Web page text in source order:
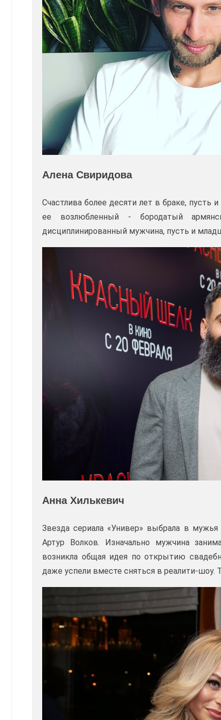
Алена Свиридова
Счастлива более десяти лет в браке,
ее возлюбленный - бородатый
дисциплинированный мужчина, пусть и
Анна Хилькевич
Звезда сериала «Универ» выбрала в
Артур Волков. Изначально мужчина
возникла общая идея по открытию
даже успели вместе сняться в реалити-